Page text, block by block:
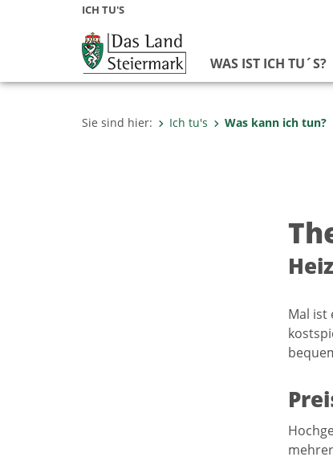
ICH TU'S
WAS IST ICH TU´S?
Sie sind hier: Ich tu's Was kann ich tun?
Mal ist